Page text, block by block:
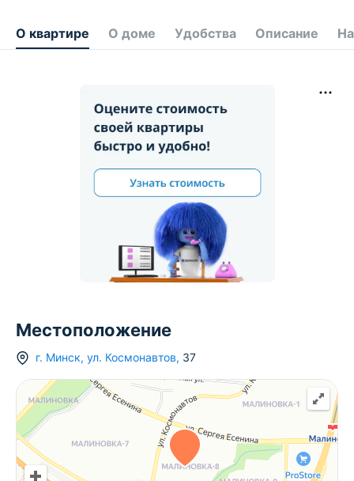
О квартире О доме Удобства Описание
Местоположение
г. Минск, ул. Космонавтов, 37